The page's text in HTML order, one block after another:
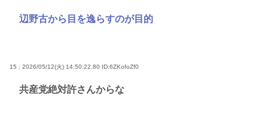
辺野古から目を逸らすのが目的
15 : 2026/05/12(火) 14:50:22.80 ID:6ZKofoZf0
共産党絶対許さんからな